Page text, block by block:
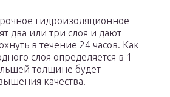
гидроизоляционное
два или три слоя и дают
в течение 24 часов. Как
слоя определяется в 1
толщине будет
качества.